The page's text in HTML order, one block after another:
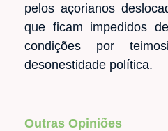
pelos açorianos
que ficam impedidos
condições por
desonestidade política.
Outras Opiniões